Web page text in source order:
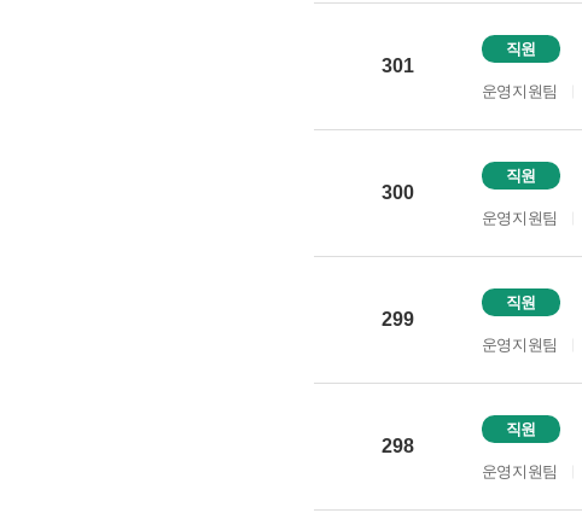
301
직원
운영지원팀
300
직원
운영지원팀
299
직원
운영지원팀
298
직원
운영지원팀